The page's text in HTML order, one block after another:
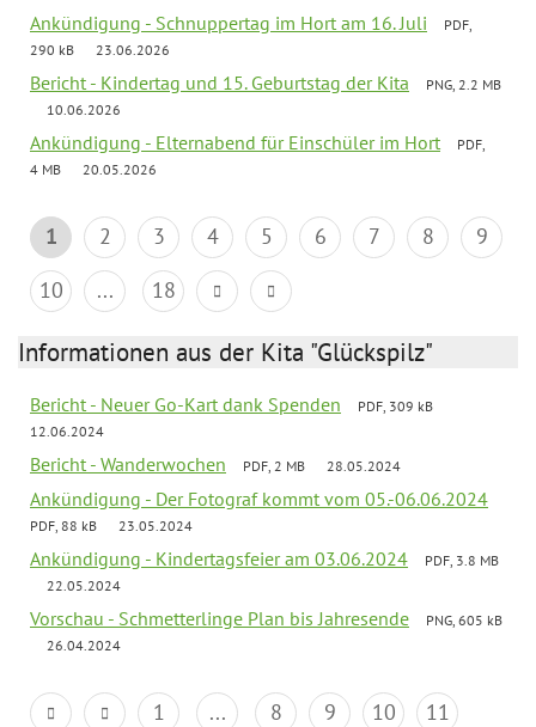
Ankündigung - Schnuppertag im Hort am 16. Juli
PDF,
290 kB
23.06.2026
Bericht - Kindertag und 15. Geburtstag der Kita
PNG, 2.2 MB
10.06.2026
Ankündigung - Elternabend für Einschüler im Hort
PDF,
4 MB
20.05.2026
1 2 3 4 5 6 7 8
9
10
... 18
Informationen aus der Kita "Glückspilz"
Bericht - Neuer Go-Kart dank Spenden
PDF, 309 kB
12.06.2024
Bericht - Wanderwochen PDF, 2 MB 28.05.2024
Ankündigung - Der Fotograf kommt vom 05.-06.06.2024
PDF, 88 kB 23.05.2024
Ankündigung - Kindertagsfeier am 03.06.2024
PDF, 3.8 MB
22.05.2024
Vorschau - Schmetterlinge Plan bis Jahresende
PNG, 605 kB
26.04.2024
1 ... 8 9 10
11